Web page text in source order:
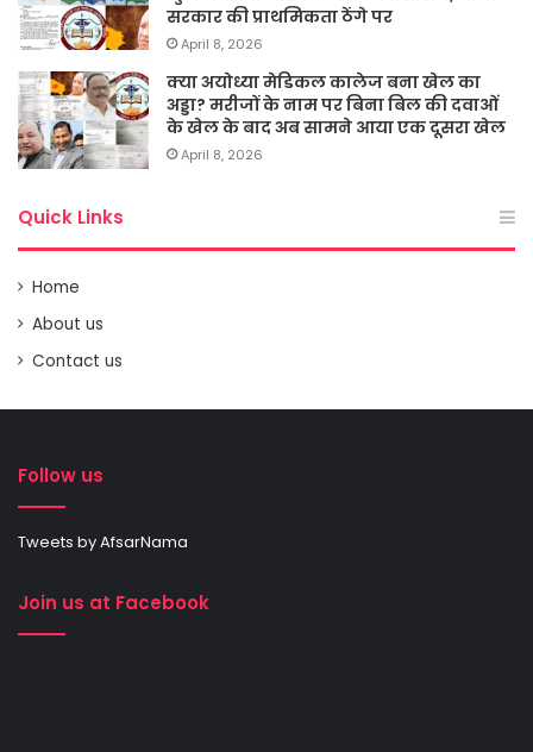
सरकार की प्राथमिकता ठेंगे पर
April 8, 2026
क्या अयोध्या मेडिकल कालेज बना खेल का
अड्डा? मरीजों के नाम पर बिना बिल की दवाओं
के खेल के बाद अब सामने आया एक दूसरा खेल
April 8, 2026
Quick Links
Home
About us
Contact us
Follow us
Tweets by AfsarNama
Join us at Facebook